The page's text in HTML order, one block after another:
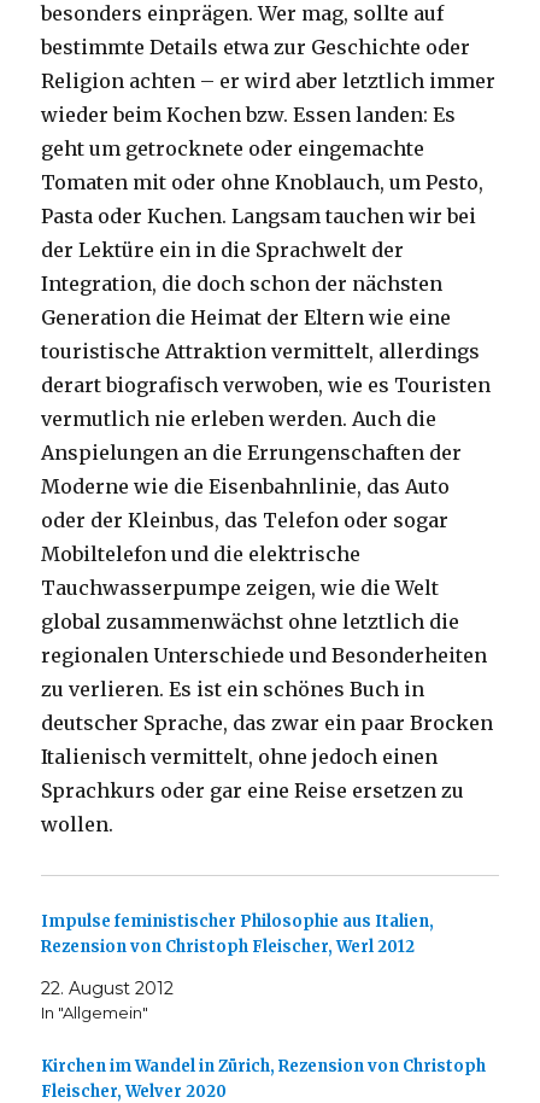
besonders einprägen. Wer mag, sollte auf
bestimmte Details etwa zur Geschichte oder
Religion achten – er wird aber letztlich immer
wieder beim Kochen bzw. Essen landen: Es
geht um getrocknete oder eingemachte
Tomaten mit oder ohne Knoblauch, um Pesto,
Pasta oder Kuchen. Langsam tauchen wir bei
der Lektüre ein in die Sprachwelt der
Integration, die doch schon der nächsten
Generation die Heimat der Eltern wie eine
touristische Attraktion vermittelt, allerdings
derart biografisch verwoben, wie es Touristen
vermutlich nie erleben werden. Auch die
Anspielungen an die Errungenschaften der
Moderne wie die Eisenbahnlinie, das Auto
oder der Kleinbus, das Telefon oder sogar
Mobiltelefon und die elektrische
Tauchwasserpumpe zeigen, wie die Welt
global zusammenwächst ohne letztlich die
regionalen Unterschiede und Besonderheiten
zu verlieren. Es ist ein schönes Buch in
deutscher Sprache, das zwar ein paar Brocken
Italienisch vermittelt, ohne jedoch einen
Sprachkurs oder gar eine Reise ersetzen zu
wollen.
Impulse feministischer Philosophie aus Italien,
Rezension von Christoph Fleischer, Werl 2012
22. August 2012
In "Allgemein"
Kirchen im Wandel in Zürich, Rezension von Christoph
Fleischer, Welver 2020